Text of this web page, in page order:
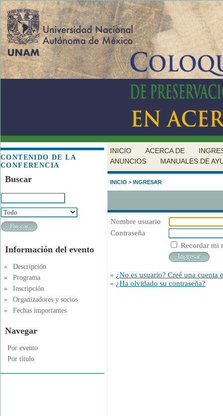
CONTENIDO DE LA
CONFERENCIA
Buscar
Información del evento
»
Descripción
»
Programa
»
Inscripción
»
Organizadores y socios
»
Fechas importantes
Navegar
Por evento
Por título
INICIO ACERCA DE
ANUNCIOS
MANUALES DE
INICIO > INGRESAR
Nombre usuario
Contraseña
Recordar mi
» ¿No es usuario? Creé una cuenta
» ¿Ha olvidado su contraseña?